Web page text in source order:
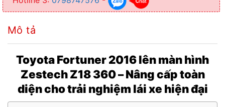
● Năm sản xuất: 2025
thị góc lái
● Trợ lý ảo Kiki: Hỗ trợ điều khiển giọng nói tiếng Việt
● Tích hợp bản đồ: Google Maps, Navitel, VietMap
Mô tả
Toyota Fortuner 2016 lên màn hình
Zestech Z18 360 – Nâng cấp toàn
diện cho trải nghiệm lái xe hiện đại